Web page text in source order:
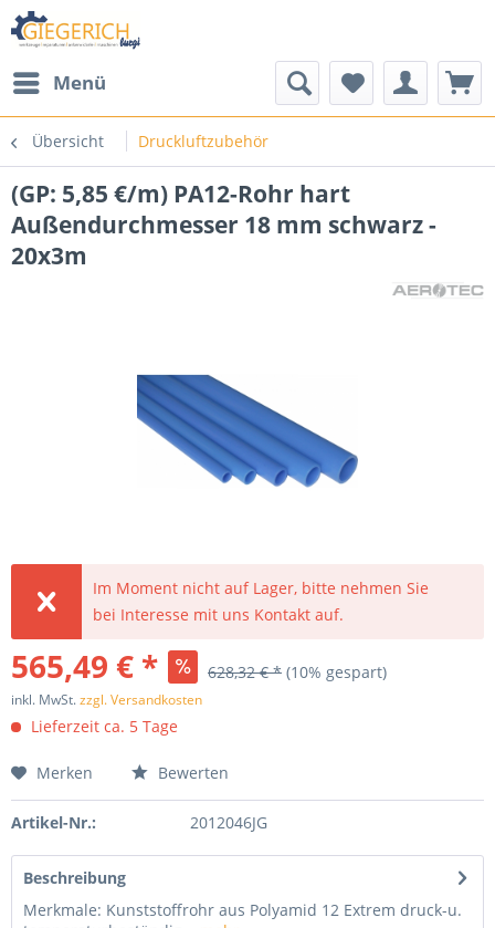
Menü
Übersicht Druckluftzubehör
(GP: 5,85 €/m) PA12-Rohr hart
Außendurchmesser 18 mm schwarz -
20x3m
Im Moment nicht auf Lager, bitte nehmen Sie
bei Interesse mit uns Kontakt auf.
565,49 € * 628,32 € * (10% gespart)
inkl. MwSt.zzgl. Versandkosten
Lieferzeit ca. 5 Tage
Merken Bewerten
Artikel-Nr.: 2012046JG
Beschreibung
Merkmale: Kunststoffrohr aus Polyamid 12 Extrem druck-u.